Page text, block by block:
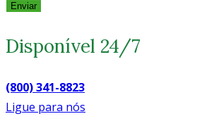
Enviar
Disponível 24/7
(800) 341-8823
Ligue para nós